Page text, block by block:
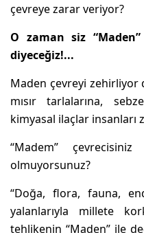
çevreye zarar veriyor?
O zaman siz
diyeceğiz!...
Maden çevreyi zehirliyor
mısır tarlalarına,
kimyasal ilaçlar insanları
“Madem”
olmuyorsunuz?
“Doğa, flora, fauna,
yalanlarıyla millete
tehlikenin “Maden” ile